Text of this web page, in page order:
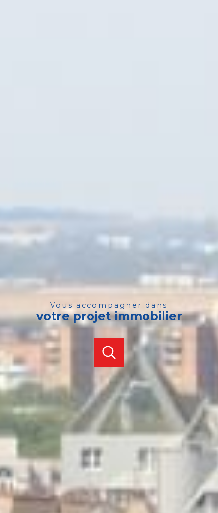
vous accompagner dans
votre projet immobilier